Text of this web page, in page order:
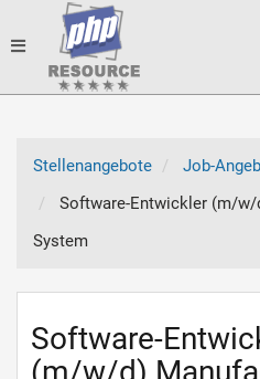
Toggle
Stellenangebote
Job-
Software-Entwickler (m/
System
Software-